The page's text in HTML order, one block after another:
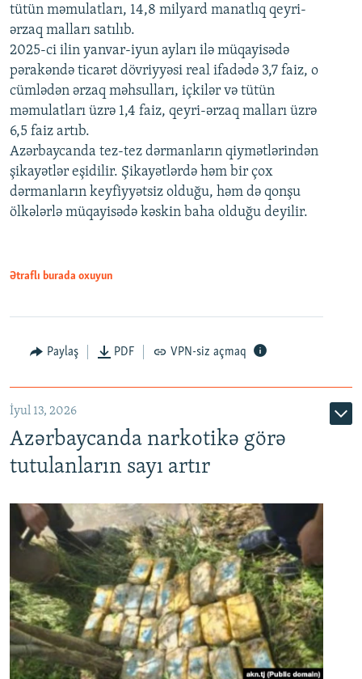
tütün məmulatları, 14,8 milyard manatlıq qeyri-
ərzaq malları satılıb.
2025-ci ilin yanvar-iyun ayları ilə müqayisədə
pərakəndə ticarət dövriyyəsi real ifadədə 3,7 faiz, o
cümlədən ərzaq məhsulları, içkilər və tütün
məmulatları üzrə 1,4 faiz, qeyri-ərzaq malları üzrə
6,5 faiz artıb.
Azərbaycanda tez-tez dərmanların qiymətlərindən
şikayətlər eşidilir. Şikayətlərdə həm bir çox
dərmanların keyfiyyətsiz olduğu, həm də qonşu
ölkələrlə müqayisədə kəskin baha olduğu deyilir.
Ətraflı burada oxuyun
Paylaş PDF VPN-siz açmaq
İyul 13, 2026
Azərbaycanda narkotikə görə
tutulanların sayı artır